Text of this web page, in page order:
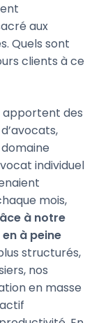
aux
Quels sont
clients à ce
apportent des
individuel
mois,
à notre
à peine
structurés,
nos
en masse